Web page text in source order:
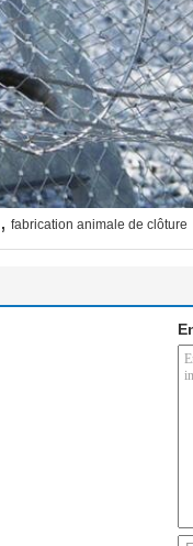
, fabrication animale de clôture